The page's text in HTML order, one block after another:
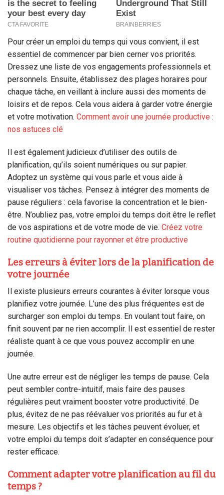
Pour créer un emploi du temps qui vous convient, il est
essentiel de commencer par bien cerner vos priorités.
Dressez une liste de vos engagements professionnels et
personnels. Ensuite, établissez des plages horaires pour
chaque tâche, en veillant à inclure aussi des moments de
loisirs et de repos. Cela vous aidera à garder votre énergie
et votre motivation. Comment avoir une journée productive :
nos astuces clé
Il est également judicieux d’utiliser des outils de
planification, qu’ils soient numériques ou sur papier.
Adoptez un système qui vous parle et vous aide à
visualiser vos tâches. Pensez à intégrer des moments de
pause réguliers : cela favorise la concentration et le bien-
être. N’oubliez pas, votre emploi du temps doit être le reflet
de vos aspirations et de votre mode de vie. Créez votre
routine quotidienne pour rayonner et être productive
Les erreurs à éviter lors de la planification de
votre journée
Il existe plusieurs erreurs courantes à éviter lorsque vous
planifiez votre journée. L’une des plus fréquentes est de
surcharger son emploi du temps. En voulant tout faire, on
finit souvent par ne rien accomplir. Il est essentiel de rester
réaliste quant à ce que vous pouvez accomplir en une
journée.
Une autre erreur est de négliger les temps de pause. Cela
peut sembler contre-intuitif, mais faire des pauses
régulières peut vraiment booster votre productivité. De
plus, évitez de ne pas réévaluer vos priorités au fur et à
mesure. Les objectifs et les tâches peuvent évoluer, et
votre emploi du temps doit s’adapter en conséquence pour
rester efficace.
Comment adapter votre planification au fil du
temps ?